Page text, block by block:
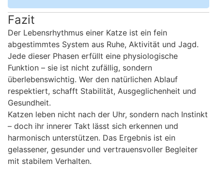
Fazit
Der Lebensrhythmus einer Katze ist ein fein
abgestimmtes System aus Ruhe, Aktivität und Jagd.
Jede dieser Phasen erfüllt eine physiologische
Funktion – sie ist nicht zufällig, sondern
überlebenswichtig. Wer den natürlichen Ablauf
respektiert, schafft Stabilität, Ausgeglichenheit und
Gesundheit.
Katzen leben nicht nach der Uhr, sondern nach Instinkt
– doch ihr innerer Takt lässt sich erkennen und
harmonisch unterstützen. Das Ergebnis ist ein
gelassener, gesunder und vertrauensvoller Begleiter
mit stabilem Verhalten.